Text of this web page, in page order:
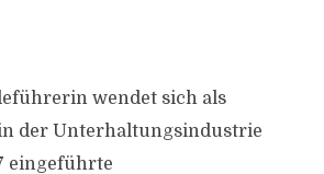
wendet sich als
der Unterhaltungsindustrie
eingeführte